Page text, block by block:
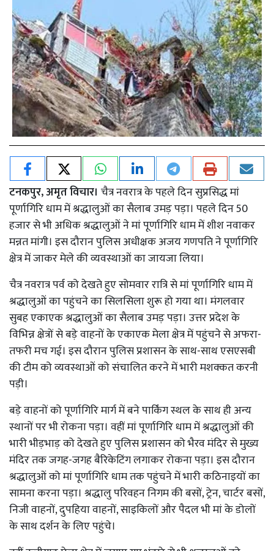
टनकपुर, अमृत विचार। चैत्र नवरात्र के पहले दिन सुप्रसिद्ध मां
पूर्णागिरि धाम में श्रद्धालुओं का सैलाब उमड़ पड़ा। पहले दिन 50
हजार से भी अधिक श्रद्धालुओं ने मां पूर्णागिरि धाम में शीश नवाकर
मन्नत मांगी। इस दौरान पुलिस अधीक्षक अजय गणपति ने पूर्णागिरि
क्षेत्र में जाकर मेले की व्यवस्थाओं का जायजा लिया।
चैत्र नवरात्र पर्व को देखते हुए सोमवार रात्रि से मां पूर्णागिरि धाम में
श्रद्धालुओं का पहुंचने का सिलसिला शुरू हो गया था। मंगलवार
सुबह एकाएक श्रद्धालुओं का सैलाब उमड़ पड़ा। उत्तर प्रदेश के
विभिन्न क्षेत्रों से बड़े वाहनों के एकाएक मेला क्षेत्र में पहुंचने से अफरा-
तफरी मच गई। इस दौरान पुलिस प्रशासन के साथ-साथ एसएसबी
की टीम को व्यवस्थाओं को संचालित करने में भारी मशक्कत करनी
पड़ी।
बड़े वाहनों को पूर्णागिरि मार्ग में बने पार्किंग स्थल के साथ ही अन्य
स्थानों पर भी रोकना पड़ा। वहीं मां पूर्णागिरि धाम में श्रद्धालुओं की
भारी भीड़भाड़ को देखते हुए पुलिस प्रशासन को भैरव मंदिर से मुख्य
मंदिर तक जगह-जगह बैरिकेटिंग लगाकर रोकना पड़ा। इस दौरान
श्रद्धालुओं को मां पूर्णागिरि धाम तक पहुंचने में भारी कठिनाइयों का
सामना करना पड़ा। श्रद्धालु परिवहन निगम की बसों, ट्रेन, चार्टर बसों,
निजी वाहनों, दुपहिया वाहनों, साइकिलों और पैदल भी मां के डोलों
के साथ दर्शन के लिए पहुंचे।